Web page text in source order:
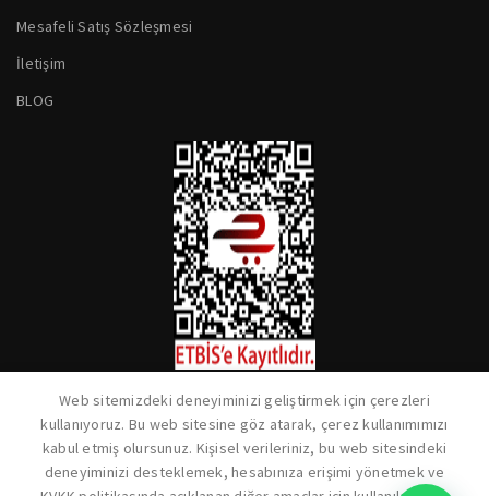
Mesafeli Satış Sözleşmesi
İletişim
BLOG
Web sitemizdeki deneyiminizi geliştirmek için çerezleri
kullanıyoruz. Bu web sitesine göz atarak, çerez kullanımımızı
kabul etmiş olursunuz. Kişisel verileriniz, bu web sitesindeki
deneyiminizi desteklemek, hesabınıza erişimi yönetmek ve